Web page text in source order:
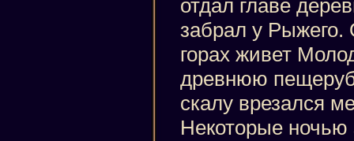
отдал главе
забрал у Рыжего.
горах живет
древнюю
скалу врезался
Некоторые